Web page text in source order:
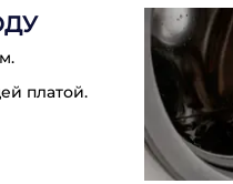
платой.